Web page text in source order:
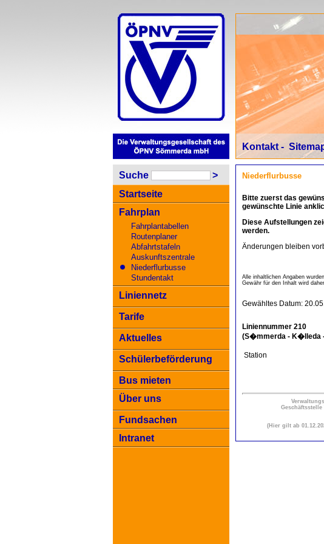
Suche
>
Startseite
Fahrplan
Fahrplantabellen
Routenplaner
Abfahrtstafeln
Auskunftszentrale
Niederflurbusse
Stundentakt
Liniennetz
Tarife
Aktuelles
Schülerbeförderung
Bus mieten
Über uns
Fundsachen
Intranet
Kontakt-
Niederflurbusse
Bitte zuerst das
gewünschte Linie
Diese Aufstellungen
werden.
Änderungen bleiben
Alle inhaltlichen Angaben
Gewähr für den Inhalt wird
Gewähltes Datum:
Liniennummer 210
(S�mmerda - K�lleda
Station
Geschäftsstelle
(Hier gilt ab